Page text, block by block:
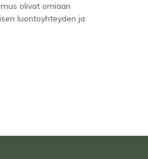
olivat omiaan
luontoyhteyden ja